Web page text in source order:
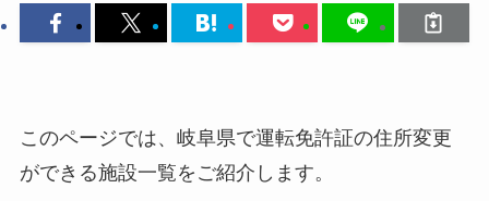
このページでは、岐阜県で運転免許証の住所変更
ができる施設一覧をご紹介します。